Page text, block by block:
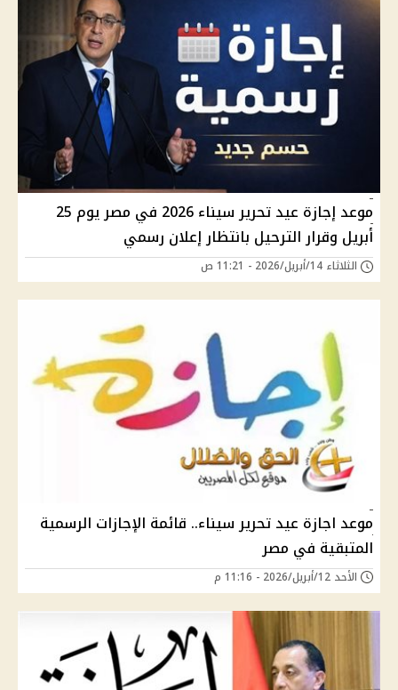
موعد إجازة عيد تحرير سيناء 2026 في مصر يوم 25
أبريل وقرار الترحيل بانتظار إعلان رسمي
الثلاثاء 14/أبريل/2026 - 11:21 ص
موعد اجازة عيد تحرير سيناء.. قائمة الإجازات الرسمية
المتبقية في مصر
الأحد 12/أبريل/2026 - 11:16 م